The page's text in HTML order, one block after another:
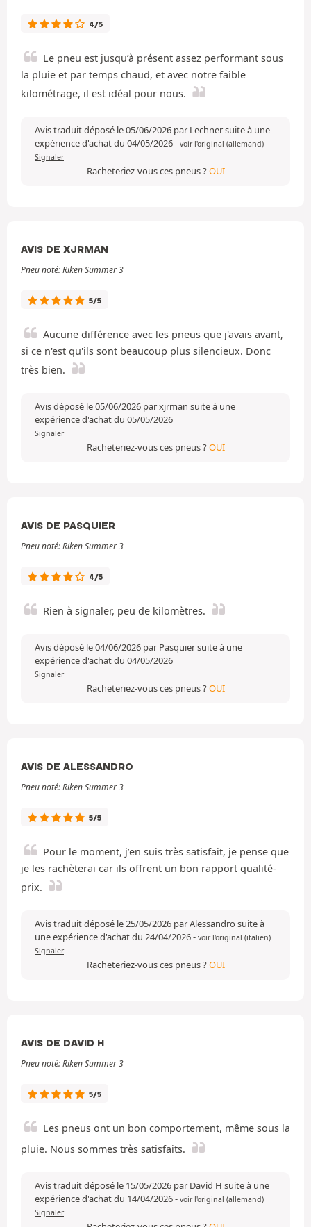
4/5
Le pneu est jusqu’à présent assez performant sous
la pluie et par temps chaud, et avec notre faible
kilométrage, il est idéal pour nous.
Avis traduit déposé le 05/06/2026 par Lechner suite à une
expérience d'achat du 04/05/2026- voir l'original (allemand)
Signaler
Racheteriez-vous ces pneus ?OUI
AVIS DE XJRMAN
Pneu noté: Riken Summer 3
5/5
Aucune différence avec les pneus que j'avais avant,
si ce n'est qu'ils sont beaucoup plus silencieux. Donc
très bien.
Avis déposé le 05/06/2026 par xjrman suite à une
expérience d'achat du 05/05/2026
Signaler
Racheteriez-vous ces pneus ?OUI
AVIS DE PASQUIER
Pneu noté: Riken Summer 3
4/5
Rien à signaler, peu de kilomètres.
Avis déposé le 04/06/2026 par Pasquier suite à une
expérience d'achat du 04/05/2026
Signaler
Racheteriez-vous ces pneus ?OUI
AVIS DE ALESSANDRO
Pneu noté: Riken Summer 3
5/5
Pour le moment, j’en suis très satisfait, je pense que
je les rachèterai car ils offrent un bon rapport qualité-
prix.
Avis traduit déposé le 25/05/2026 par Alessandro suite à
une expérience d'achat du 24/04/2026- voir l'original (italien)
Signaler
Racheteriez-vous ces pneus ?OUI
AVIS DE DAVID H
Pneu noté: Riken Summer 3
5/5
Les pneus ont un bon comportement, même sous la
pluie. Nous sommes très satisfaits.
Avis traduit déposé le 15/05/2026 par David H suite à une
expérience d'achat du 14/04/2026- voir l'original (allemand)
Signaler